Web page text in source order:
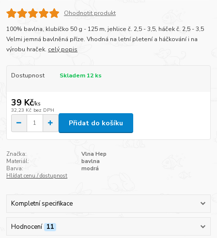
Ohodnotit produkt
100% bavlna, klubíčko 50 g - 125 m, jehlice č. 2,5 - 3,5, háček č. 2,5 - 3,5
Velmi jemná bavlněná příze. Vhodná na letní pletení a háčkování i na
výrobu hraček. celý popis
Dostupnost Skladem 12 ks
39 Kč/ks
32,23 Kč bez DPH
Přidat do košíku
Značka:
Vlna Hep
Materiál:
bavlna
Barva:
modrá
Hlídat cenu / dostupnost
Kompletní specifikace
Hodnocení 11